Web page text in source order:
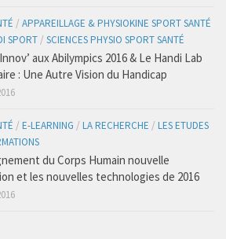
& Entreprenariat
/ APPAREILLAGE & PHYSIOKINE SPORT SANTÉ
SPORT / SCIENCES PHYSIO SPORT SANTÉ
aux Abilympics 2016 & Le Handi Lab
: Une Autre Vision du Handicap
/ E-LEARNING / LA RECHERCHE / LES ETUDES
du Corps Humain nouvelle
et les nouvelles technologies de 2016